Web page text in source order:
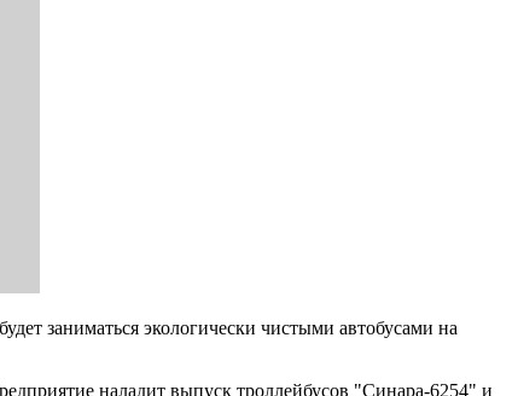
заниматься экологически чистыми автобусами на
наладит выпуск троллейбусов "Синара-6254" и